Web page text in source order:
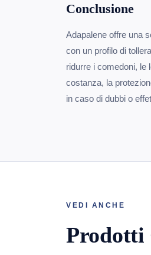
Conclusione
Adapalene offre una
con un profilo di
ridurre i comedoni, le
costanza, la
in caso di dubbi o
VEDI ANCHE
Prodotti